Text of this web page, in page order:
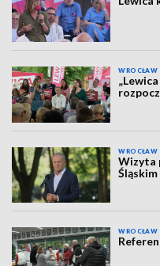
WROCŁAW
WROCŁAW
Wizyta
WROCŁAW